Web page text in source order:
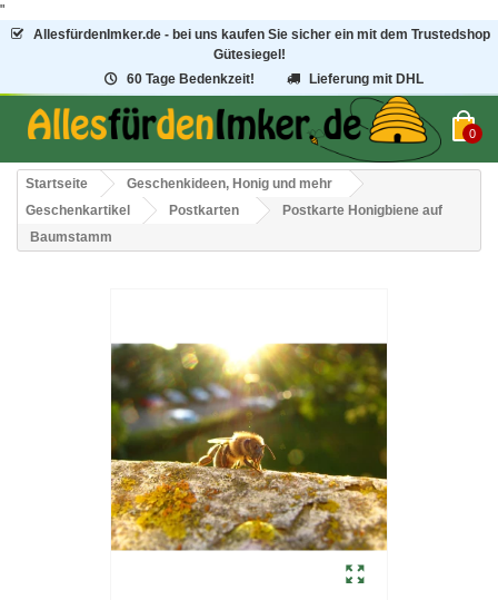
"
AllesfürdenImker.de - bei uns kaufen Sie sicher ein mit dem Trustedshop
Gütesiegel!
60 Tage Bedenkzeit!
Lieferung mit DHL
0
Startseite
Geschenkideen, Honig und mehr
Geschenkartikel
Postkarten
Postkarte Honigbiene auf
Baumstamm